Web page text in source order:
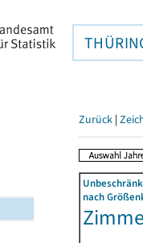
Zurück |
nach